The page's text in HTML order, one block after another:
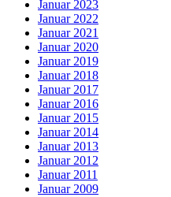
Januar 2023
Januar 2022
Januar 2021
Januar 2020
Januar 2019
Januar 2018
Januar 2017
Januar 2016
Januar 2015
Januar 2014
Januar 2013
Januar 2012
Januar 2011
Januar 2009